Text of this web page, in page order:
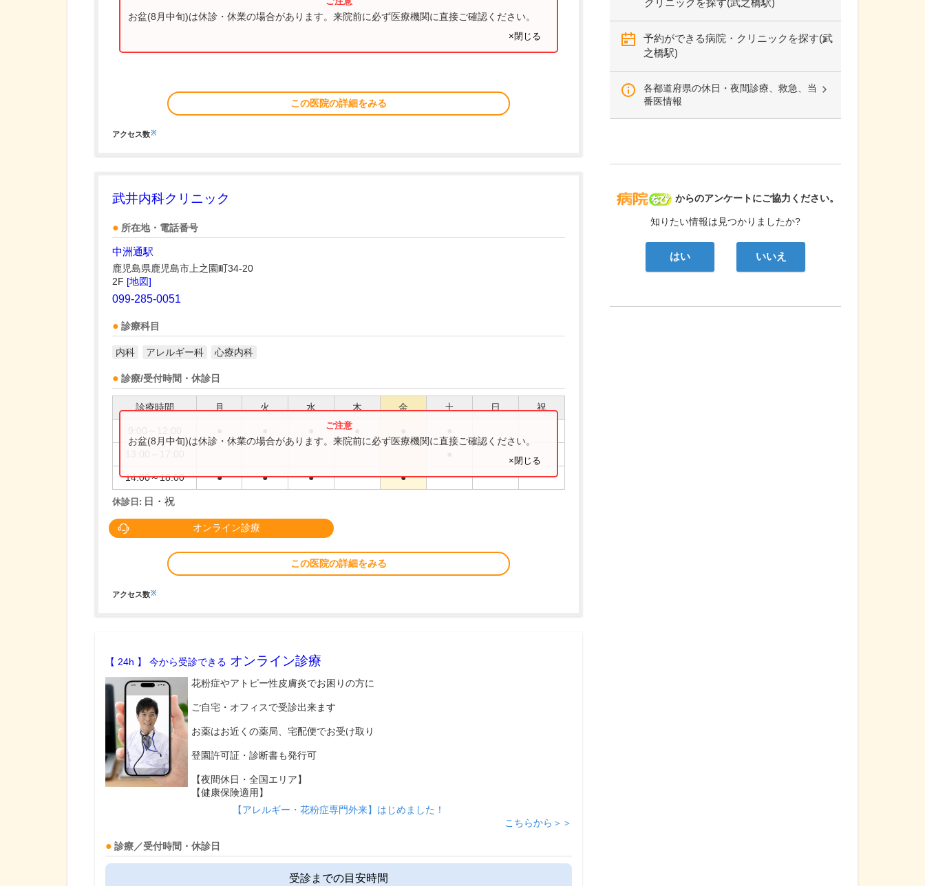
お盆(8月中旬)は休診・休業の場合があります。来院前に必ず医療機関に直接ご確認ください。
×閉じる
この医院の詳細をみる
アクセス数※
武井内科クリニック
所在地・電話番号
中洲通駅
鹿児島県鹿児島市上之園町34-20
2F [地図]
099-285-0051
診療科目
内科 アレルギー科 心療内科
診療/受付時間・休診日
診療時間 月 火 水 木 金 土 日 祝
14:00～18:00 ● ● ● ●
お盆(8月中旬)は休診・休業の場合があります。来院前に必ず医療機関に直接ご確認ください。
×閉じる
休診日: 日・祝
オンライン診療
この医院の詳細をみる
アクセス数※
【 24h 】 今から受診できる オンライン診療
花粉症やアトピー性皮膚炎でお困りの方に
ご自宅・オフィスで受診出来ます
お薬はお近くの薬局、宅配便でお受け取り
登園許可証・診断書も発行可
【夜間休日・全国エリア】
【健康保険適用】
【アレルギー・花粉症専門外来】はじめました！
こちらから＞＞
診療／受付時間・休診日
受診までの目安時間
クリニックを探す(武之橋駅)
予約ができる病院・クリニックを探す(武
之橋駅)
各都道府県の休日・夜間診療、救急、当
番医情報
病院なび
からのアンケートにご協力ください。
知りたい情報は見つかりましたか?
はい いいえ